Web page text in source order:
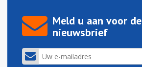
Meld u aan voor de
nieuwsbrief